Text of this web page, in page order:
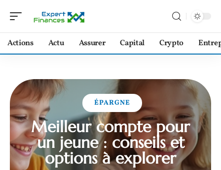
Actions Actu Assurer Capital Crypto
ÉPARGNE
Meilleur compte pour
un jeune : conseils et
options à explorer